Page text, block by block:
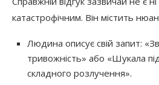
катастрофічним. Він містить
Людина описує свій запит:
тривожність» або «Шукала
складного розлучення».